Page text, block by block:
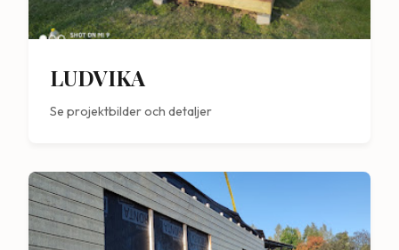
LUDVIKA
Se projektbilder och detaljer